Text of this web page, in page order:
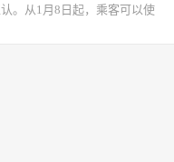
。从1月8日起，乘客可以使